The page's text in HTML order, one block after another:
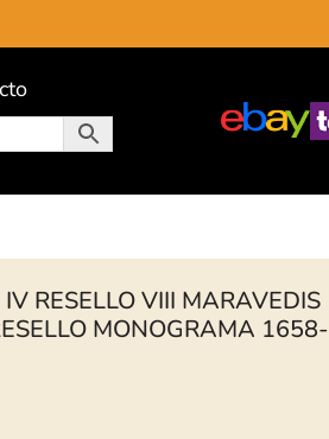
RESELLO VIII MARAVEDIS
MONOGRAMA 1658-